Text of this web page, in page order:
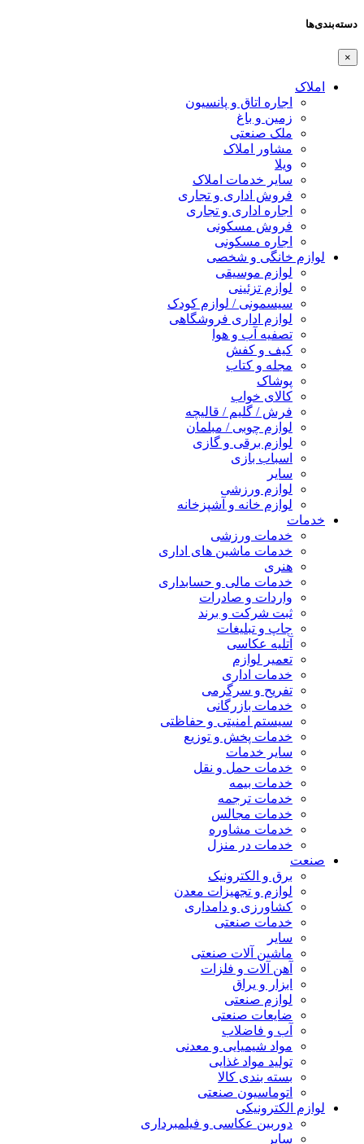
دسته‌بندی‌ها
×
املاک
اجاره اتاق و پانسیون
زمین و باغ
ملک صنعتی
مشاور املاک
ویلا
سایر خدمات املاک
فروش اداری و تجاری
اجاره اداری و تجاری
فروش مسکونی
اجاره مسکونی
لوازم خانگی و شخصی
لوازم موسیقی
لوازم تزئینی
سیسمونی / لوازم کودک
لوازم اداری فروشگاهی
تصفیه آب و هوا
کیف و کفش
مجله و کتاب
پوشاک
کالای خواب
فرش / گلیم / قالیچه
لوازم چوبی / مبلمان
لوازم برقی و گازی
اسباب بازی
سایر
لوازم ورزشی
لوازم خانه و آشپزخانه
خدمات
خدمات ورزشی
خدمات ماشین های اداری
هنری
خدمات مالی و حسابداری
واردات و صادرات
ثبت شرکت و برند
چاپ و تبلیغات
آتلیه عکاسی
تعمیر لوازم
خدمات اداری
تفریح و سرگرمی
خدمات بازرگانی
سیستم امنیتی و حفاظتی
خدمات پخش و توزیع
سایر خدمات
خدمات حمل و نقل
خدمات بیمه
خدمات ترجمه
خدمات مجالس
خدمات مشاوره
خدمات در منزل
صنعت
برق و الکترونیک
لوازم و تجهیزات معدن
کشاورزی و دامداری
خدمات صنعتی
سایر
ماشین آلات صنعتی
آهن آلات و فلزات
ابزار و یراق
لوازم صنعتی
ضایعات صنعتی
آب و فاضلاب
مواد شیمیایی و معدنی
تولید مواد غذایی
بسته بندی کالا
اتوماسیون صنعتی
لوازم الکترونیکی
دوربین عکاسی و فیلمبرداری
سایر